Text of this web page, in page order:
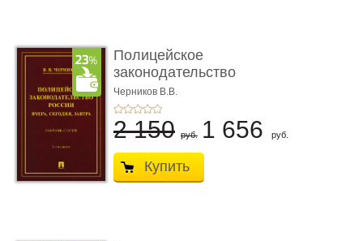
Полицейское
законодательство
России: вчера, с� ...
Черников В.В.
2 150 руб. 1 656 руб.
Купить